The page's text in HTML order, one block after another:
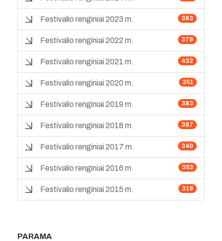
363
Festivalio renginiai 2023 m.
379
Festivalio renginiai 2022 m.
432
Festivalio renginiai 2021 m.
351
Festivalio renginiai 2020 m.
383
Festivalio renginiai 2019 m.
387
Festivalio renginiai 2018 m.
340
Festivalio renginiai 2017 m.
353
Festivalio renginiai 2016 m.
319
Festivalio renginiai 2015 m.
PARAMA